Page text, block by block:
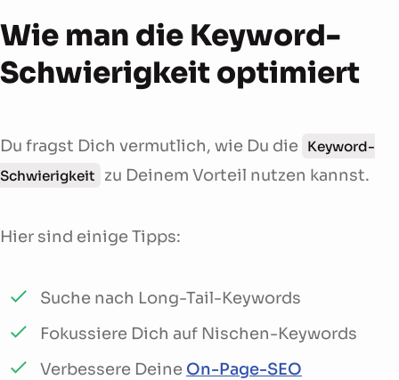
Wie man die Keyword-
Schwierigkeit optimiert
Du fragst Dich vermutlich, wie Du die Keyword-
Schwierigkeit
zu Deinem Vorteil nutzen kannst.
Hier sind einige Tipps:
Suche nach Long-Tail-Keywords
Fokussiere Dich auf Nischen-Keywords
Verbessere Deine On-Page-SEO